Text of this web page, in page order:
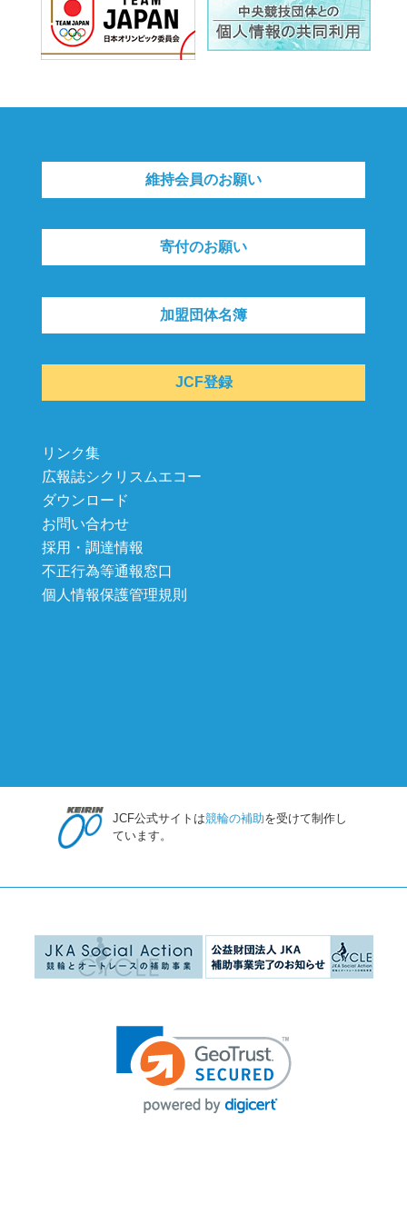
維持会員のお願い
寄付のお願い
加盟団体名簿
JCF登録
リンク集
広報誌シクリスムエコー
ダウンロード
お問い合わせ
採用・調達情報
不正行為等通報窓口
個人情報保護管理規則
JCF公式サイトは競輪の補助を受けて制作し
ています。